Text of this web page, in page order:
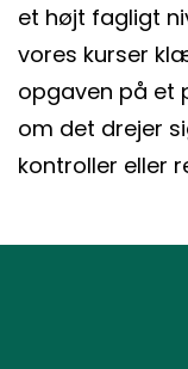
et højt fagligt
vores kurser
opgaven på et
om det drejer
kontroller eller